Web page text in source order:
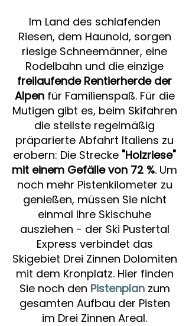
Im Land des schlafenden
Riesen, dem Haunold, sorgen
riesige Schneemänner, eine
Rodelbahn und die einzige
freilaufende Rentierherde der
Alpenfür Familienspaß. Für die
Mutigen gibt es, beim Skifahren
die steilste regelmäßig
präparierte Abfahrt Italiens zu
erobern: Die Strecke "Holzriese"
mit einem Gefälle von 72 %. Um
noch mehr Pistenkilometer zu
genießen, müssen Sie nicht
einmal Ihre Skischuhe
ausziehen - der Ski Pustertal
Express verbindet das
Skigebiet Drei Zinnen Dolomiten
mit dem Kronplatz. Hier finden
Sie noch den Pistenplan zum
gesamten Aufbau der Pisten
im Drei Zinnen Areal.